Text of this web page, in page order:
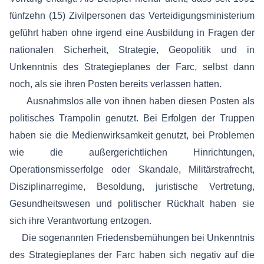
fünfzehn (15) Zivilpersonen das Verteidigungsministerium
geführt haben ohne irgend eine Ausbildung in Fragen der
nationalen Sicherheit, Strategie, Geopolitik und in
Unkenntnis des Strategieplanes der Farc, selbst dann
noch, als sie ihren Posten bereits verlassen hatten.
Ausnahmslos alle von ihnen haben diesen Posten als
politisches Trampolin genutzt. Bei Erfolgen der Truppen
haben sie die Medienwirksamkeit genutzt, bei Problemen
wie die außergerichtlichen Hinrichtungen,
Operationsmisserfolge oder Skandale, Militärstrafrecht,
Disziplinarregime, Besoldung, juristische Vertretung,
Gesundheitswesen und politischer Rückhalt haben sie
sich ihre Verantwortung entzogen.
Die sogenannten Friedensbemühungen bei Unkenntnis
des Strategieplanes der Farc haben sich negativ auf die